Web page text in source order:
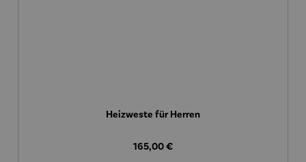
Heizweste für Herren
Regulärer Preis:
165,00 €